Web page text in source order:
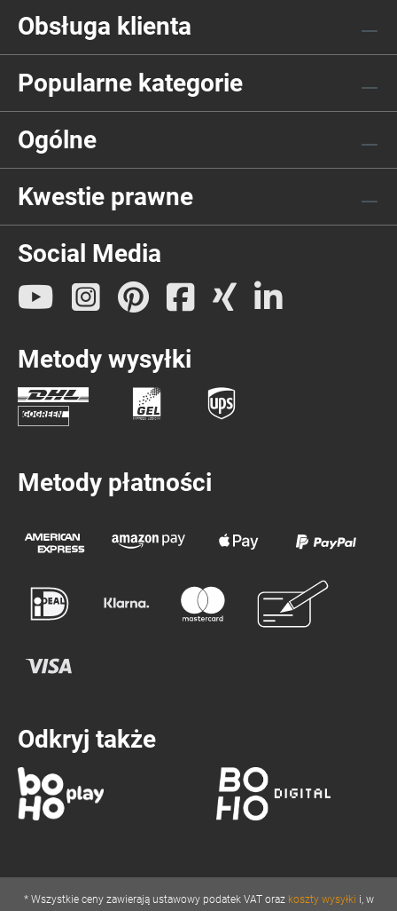
Obsługa klienta
Popularne kategorie
Ogólne
Kwestie prawne
Social Media
Metody wysyłki
Metody płatności
Odkryj także
* Wszystkie ceny zawierają ustawowy podatek VAT oraz koszty wysyłki i, w